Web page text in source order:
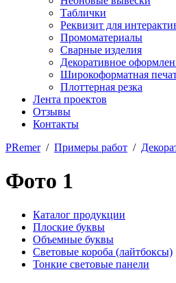
Таблички
Реквизит для
Промоматериалы
Сварные изделия
Декоративное
Широкоформатная
Плоттерная резка
Лента проектов
Отзывы
Контакты
PRemer/ Примеры работ /
Фото 1
Каталог продукции
Плоские буквы
Объемные буквы
Световые короба (лайтбоксы)
Тонкие световые панели